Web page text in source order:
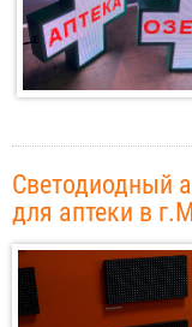
Светодиодный
для аптеки в